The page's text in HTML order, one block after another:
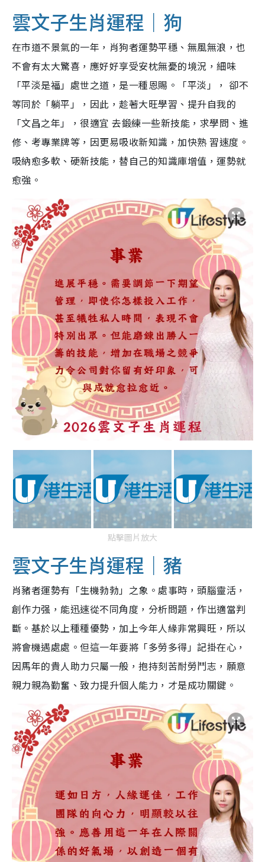
雲文子生肖運程｜狗
在市道不景氣的一年，肖狗者運勢平穩、無風無浪，也
不會有太大驚喜，應好好享受安枕無憂的境況，細味
「平淡是福」處世之道，是一種恩賜。「平淡」， 卻不
等同於「躺平」，因此，趁著大旺學習、提升自我的
「文昌之年」，很適宜 去鍛練一些新技能，求學問、進
修、考專業牌等，因更易吸收新知識，加快熟 習速度。
吸納愈多軟、硬新技能，替自己的知識庫增值，運勢就
愈強。
點擊圖片放大
雲文子生肖運程｜豬
肖豬者運勢有「生機勃勃」之象。處事時，頭腦靈活，
創作力强，能迅速從不同角度，分析問題，作出適當判
斷。基於以上種種優勢，加上今年人緣非常興旺，所以
將會機遇處處。但這一年要將「多勞多得」記掛在心，
因馬年的貴人助力只屬一般，抱持刻苦耐勞鬥志，願意
親力親為勤奮、致力提升個人能力，才是成功關鍵。